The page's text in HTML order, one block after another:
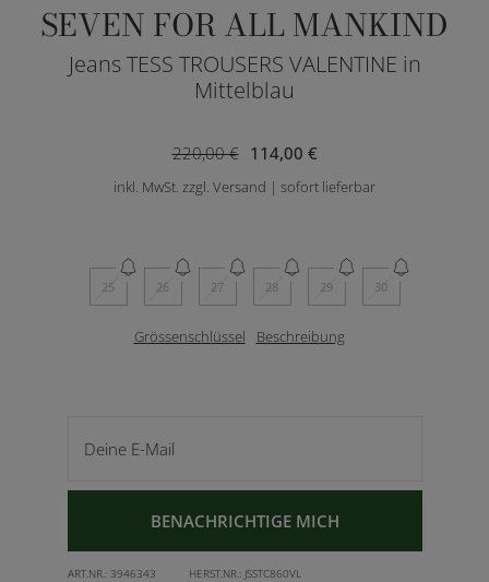
SEVEN FOR ALL MANKIND
Jeans TESS TROUSERS VALENTINE in
Mittelblau
114,00 €
220,00 €
inkl. MwSt. zzgl. Versand | sofort lieferbar
25 26 27 28 29 30
Grössenschlüssel Beschreibung
BENACHRICHTIGE MICH
ART.NR.: 3946343 HERST.NR.: JSSTC860VL